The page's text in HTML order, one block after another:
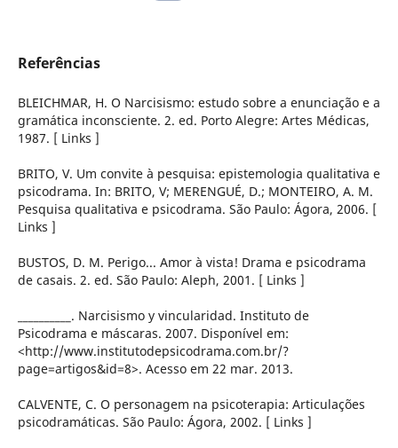
Referências
BLEICHMAR, H. O Narcisismo: estudo sobre a enunciação e a
gramática inconsciente. 2. ed. Porto Alegre: Artes Médicas,
1987. [ Links ]
BRITO, V. Um convite à pesquisa: epistemologia qualitativa e
psicodrama. In: BRITO, V; MERENGUÉ, D.; MONTEIRO, A. M.
Pesquisa qualitativa e psicodrama. São Paulo: Ágora, 2006. [
Links ]
BUSTOS, D. M. Perigo... Amor à vista! Drama e psicodrama
de casais. 2. ed. São Paulo: Aleph, 2001. [ Links ]
__________. Narcisismo y vincularidad. Instituto de
Psicodrama e máscaras. 2007. Disponível em:
<http://www.institutodepsicodrama.com.br/?
page=artigos&id=8>. Acesso em 22 mar. 2013.
CALVENTE, C. O personagem na psicoterapia: Articulações
psicodramáticas. São Paulo: Ágora, 2002. [ Links ]